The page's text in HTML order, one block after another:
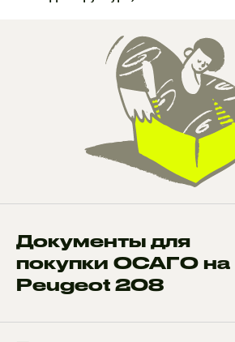
Документы для
покупки ОСАГО на
Peugeot 208